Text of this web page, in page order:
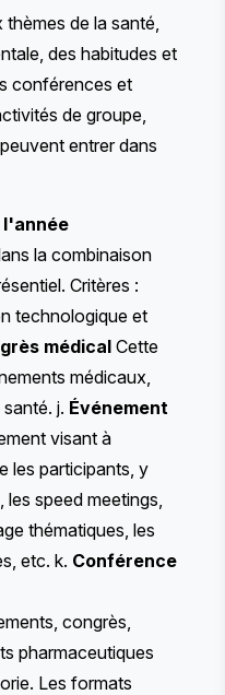
de la santé,
des habitudes et
conférences et
de groupe,
entrer dans
l'année
la combinaison
Critères :
technologique et
médical Cette
médicaux,
j. Événement
visant à
les participants, y
speed meetings,
thématiques, les
etc. k. Conférence
congrès,
pharmaceutiques
Les formats